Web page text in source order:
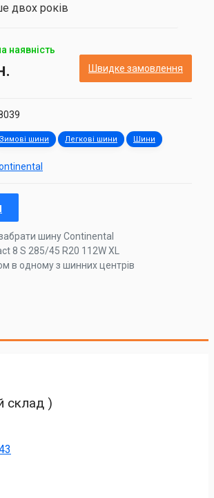
двох років
наявність
Швидке замовлення
Зимові шини Легкові шини Шини
шину Continental
8 S 285/45 R20 112W XL
в одному з шинних центрів
склад )